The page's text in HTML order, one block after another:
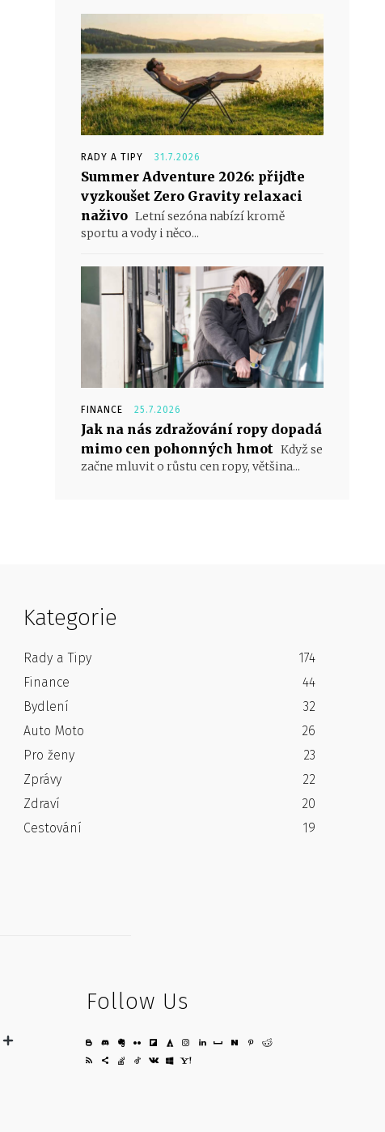
RADY A TIPY 31.7.2026
Summer Adventure 2026: přijďte
vyzkoušet Zero Gravity relaxaci
naživo Letní sezóna nabízí kromě
sportu a vody i něco...
FINANCE 25.7.2026
Jak na nás zdražování ropy dopadá
mimo cen pohonných hmot Když se
začne mluvit o růstu cen ropy, většina...
Kategorie
Rady a Tipy
174
Finance
44
Bydlení
32
Auto Moto
26
Pro ženy
23
Zprávy
22
Zdraví
20
Cestování
19
Follow Us